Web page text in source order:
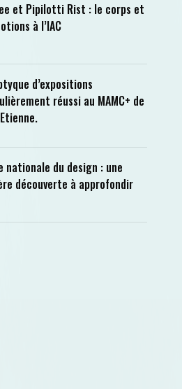
et Pipilotti Rist : le corps et
à l’IAC
d’expositions
réussi au MAMC+ de
nationale du design : une
découverte à approfondir